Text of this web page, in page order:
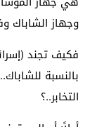
وجهاز الشاباك
فكيف تجند
بالنسبة
التخابر..؟